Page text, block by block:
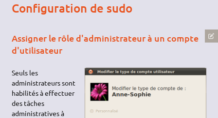
Configuration de sudo
Assigner le rôle d'administrateur à un compte
d'utilisateur
Seuls les
administrateurs sont
habilités à effectuer
des tâches
administratives à